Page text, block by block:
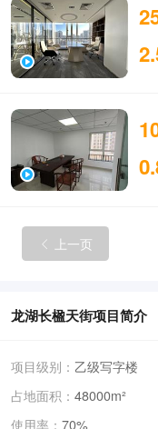
 上一页
龙湖长楹天街项目简介
项目级别： 乙级写字楼
占地面积： 48000m²
使用率： 70%